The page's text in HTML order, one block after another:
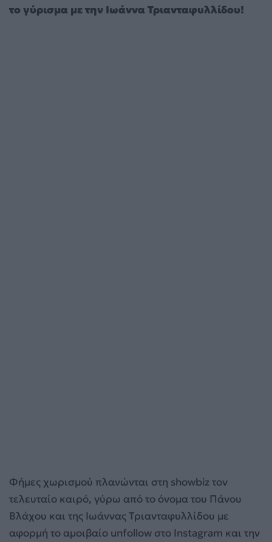
το γύρισμα με την Ιωάννα Τριανταφυλλίδου!
Φήμες χωρισμού πλανώνται στη showbiz τον
τελευταίο καιρό, γύρω από το όνομα του Πάνου
Βλάχου και της Ιωάννας Τριανταφυλλίδου με
αφορμή το αμοιβαίο unfollow στο Instagram και την